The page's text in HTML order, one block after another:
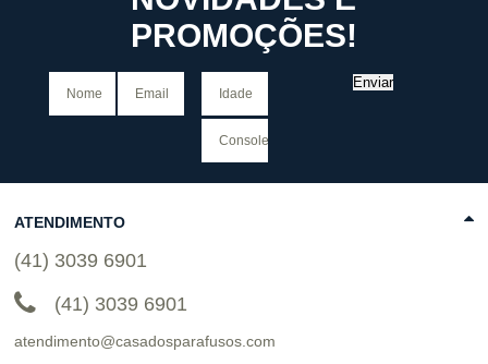
PROMOÇÕES!
Enviar
ATENDIMENTO
(41) 3039 6901
(41) 3039 6901
atendimento@casadosparafusos.com